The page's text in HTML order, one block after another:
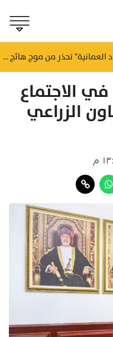
منذ ساعتين يصل إلى 4 أمتار.. "الأرصاد العمانية" تحذر من موج هائج على سواحل بحر العرب
الاجتماع
الزراعي